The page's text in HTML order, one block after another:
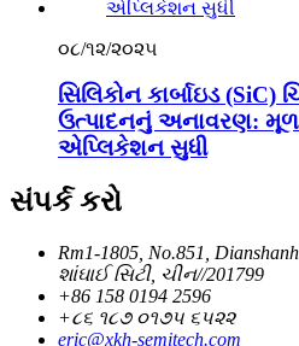
૦૮/૧૨/૨૦૨૫
સિલિકોન કાર્બાઇડ
ઉત્પાદનનું અનાવરણ:
એપ્લિકેશન સુધી
સંપર્ક કરો
Rm1-1805, No.851,
શાંઘાઈ સિટી, ચીન//201799
+86 158 0194 2596
+૮૬ ૧૮૭ ૦૧૭૫ ૬૫૨૨
eric@xkh-semitech.com